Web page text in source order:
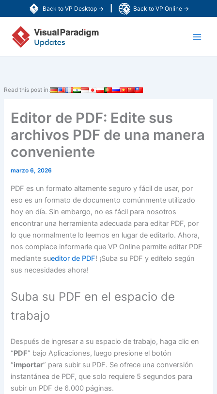
Back to VP Desktop → Back to VP Online →
al
contenido
Read this post in:
Editor de PDF: Edite sus
archivos PDF de una manera
conveniente
marzo 6, 2026
PDF es un formato altamente seguro y fácil de usar, por
eso es un formato de documento comúnmente utilizado
hoy en día. Sin embargo, no es fácil para nosotros
encontrar una herramienta adecuada para editar PDF, por
lo que normalmente lo leemos en lugar de editarlo. Ahora,
nos complace informarle que VP Online permite editar PDF
mediante sueditor de PDF! ¡Suba su PDF y edítelo según
sus necesidades ahora!
Suba su PDF en el espacio de
trabajo
Después de ingresar a su espacio de trabajo, haga clic en
“PDF” bajo Aplicaciones, luego presione el botón
“importar” para subir su PDF. Se ofrece una conversión
instantánea de PDF, que solo requiere 5 segundos para
subir un PDF de 6.000 páginas.